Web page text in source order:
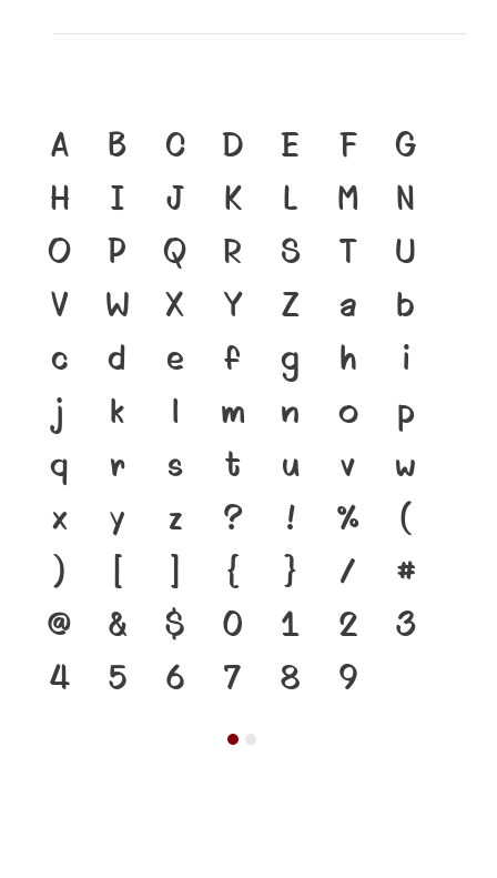
A B C D E F
G
H
I J K L M
N
O
P Q R S T
U
V
W X Y Z a
b
c
d e f g h
i
j
k l m n o
p
q
r s t u v
w
x
y z ? ! %
(
)
[ ] { } /
#
@
& $ 0 1 2
3
4
5 6 7 8 9